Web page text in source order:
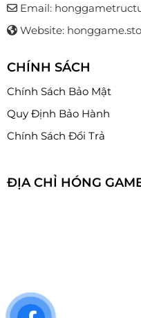
Email:
Website:
CHÍNH SÁCH
Chính Sách Bảo Mật
Quy Định Bảo Hành
Chính Sách Đổi Trả
ĐỊA CHỈ HÓNG